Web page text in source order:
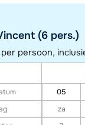
(6 pers.)
persoon,
05
za